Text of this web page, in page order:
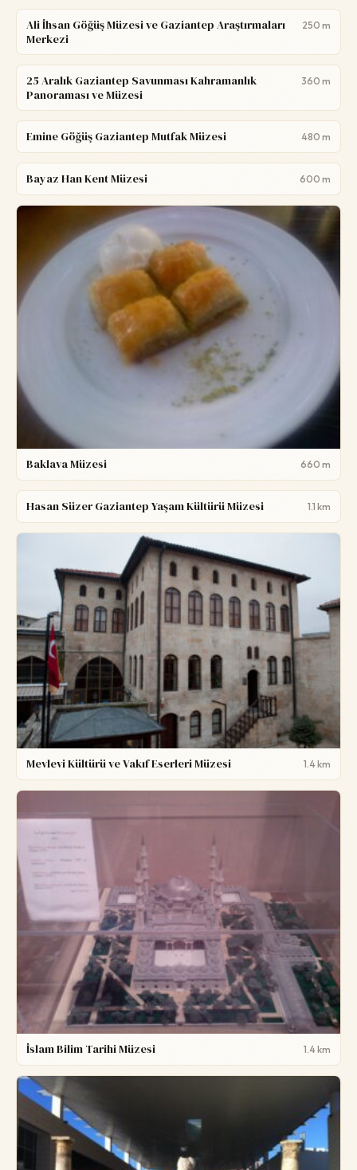
Ali İhsan Göğüş Müzesi ve Gaziantep Araştırmaları
Merkezi
250 m
25 Aralık Gaziantep Savunması Kahramanlık
Panoraması ve Müzesi
360 m
Emine Göğüş Gaziantep Mutfak Müzesi 480 m
Bayaz Han Kent Müzesi 600 m
Baklava Müzesi 660 m
Hasan Süzer Gaziantep Yaşam Kültürü Müzesi 1.1 km
Mevlevi Kültürü ve Vakıf Eserleri Müzesi 1.4 km
İslam Bilim Tarihi Müzesi 1.4 km